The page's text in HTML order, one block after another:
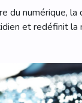
du numérique,
et redéfinit la